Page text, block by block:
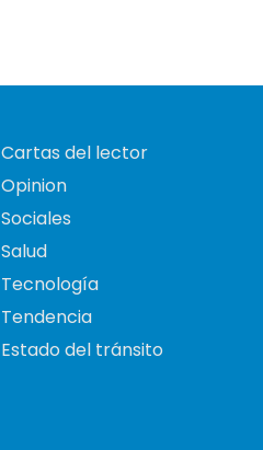
Cartas del lector
Opinion
Sociales
Salud
Tecnología
Tendencia
Estado del tránsito